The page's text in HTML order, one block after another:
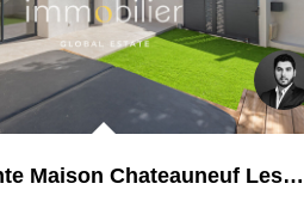
Achat Vente Maison Chateauneuf Les Martigues 4 Pièces ...